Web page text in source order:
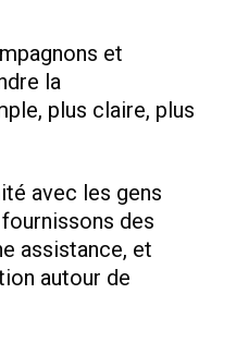
et
la
plus claire, plus
avec les gens
des
assistance, et
autour de